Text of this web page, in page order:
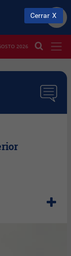
2026
Cerrar